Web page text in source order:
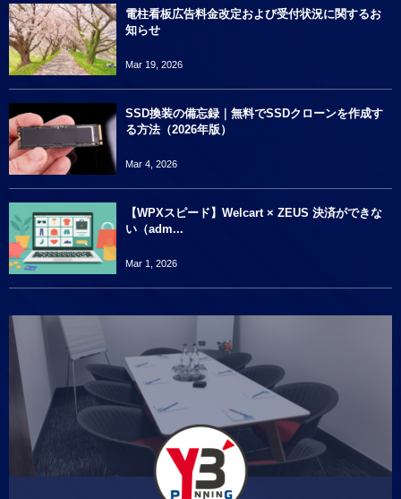
電柱看板広告料金改定および受付状況に関するお
知らせ
Mar 19, 2026
SSD換装の備忘録｜無料でSSDクローンを作成す
る方法（2026年版）
Mar 4, 2026
【WPXスピード】Welcart × ZEUS 決済ができな
い（adm...
Mar 1, 2026